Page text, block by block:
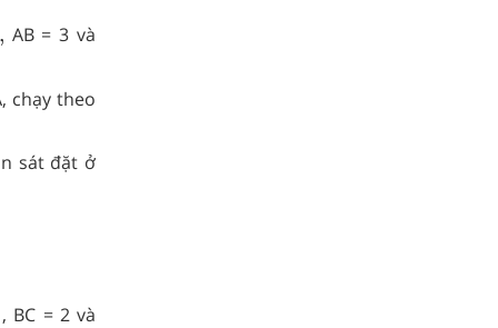
AB = 3 và
chạy theo
sát đặt ở
BC = 2 và